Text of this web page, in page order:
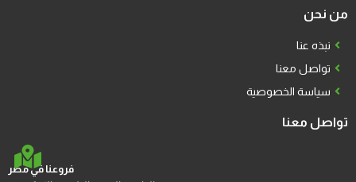
من نحن
نبذه عنا
تواصل معنا
سياسة الخصوصية
تواصل معنا
فروعنا في مصر